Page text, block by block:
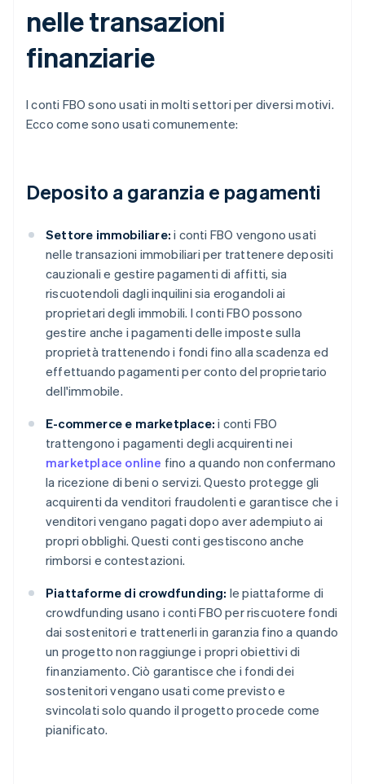
nelle transazioni
finanziarie
I conti FBO sono usati in molti settori per diversi motivi.
Ecco come sono usati comunemente:
Deposito a garanzia e pagamenti
Settore immobiliare: i conti FBO vengono usati
nelle transazioni immobiliari per trattenere depositi
cauzionali e gestire pagamenti di affitti, sia
riscuotendoli dagli inquilini sia erogandoli ai
proprietari degli immobili. I conti FBO possono
gestire anche i pagamenti delle imposte sulla
proprietà trattenendo i fondi fino alla scadenza ed
effettuando pagamenti per conto del proprietario
dell'immobile.
E-commerce e marketplace: i conti FBO
trattengono i pagamenti degli acquirenti nei
marketplace online fino a quando non confermano
la ricezione di beni o servizi. Questo protegge gli
acquirenti da venditori fraudolenti e garantisce che i
venditori vengano pagati dopo aver adempiuto ai
propri obblighi. Questi conti gestiscono anche
rimborsi e contestazioni.
Piattaforme di crowdfunding: le piattaforme di
crowdfunding usano i conti FBO per riscuotere fondi
dai sostenitori e trattenerli in garanzia fino a quando
un progetto non raggiunge i propri obiettivi di
finanziamento. Ciò garantisce che i fondi dei
sostenitori vengano usati come previsto e
svincolati solo quando il progetto procede come
pianificato.